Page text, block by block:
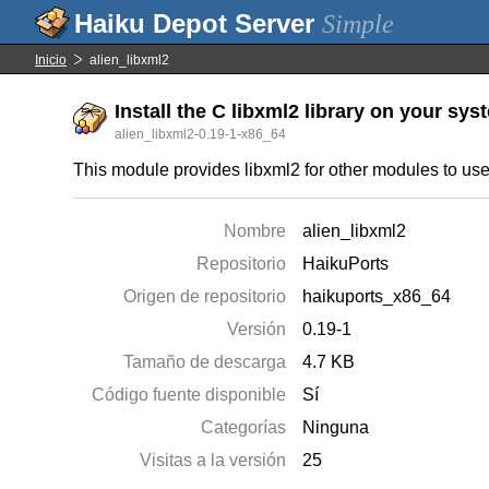
Simple
Inicio alien_libxml2
Install the C libxml2 library on your
alien_libxml2-0.19-1-x86_64
This module provides libxml2 for other modules to
Nombre
alien_libxml2
Repositorio
HaikuPorts
Origen de repositorio
haikuports_x86_64
Versión
0.19-1
Tamaño de descarga
4.7 KB
Código fuente disponible
Sí
Categorías
Ninguna
Visitas a la versión
25